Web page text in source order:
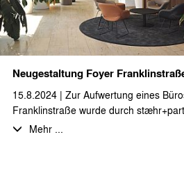
Neugestaltung Foyer
15.8.2024 | Zur Aufwertung eines
Franklinstraße wurde durch
Umgestaltung des Foyers, der
Mehr ...